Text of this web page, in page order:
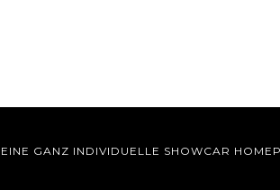
GANZ INDIVIDUELLE SHOWCAR